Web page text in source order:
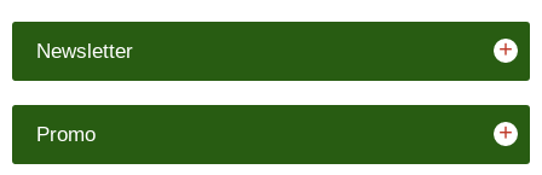
Newsletter +
Promo +